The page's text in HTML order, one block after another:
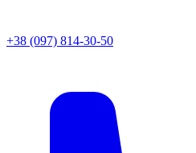
+38 (097) 814-30-50